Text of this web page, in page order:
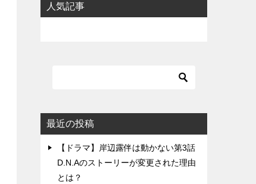
人気記事
最近の投稿
【ドラマ】岸辺露伴は動かない第3話
D.N.Aのストーリーが変更された理由
とは？